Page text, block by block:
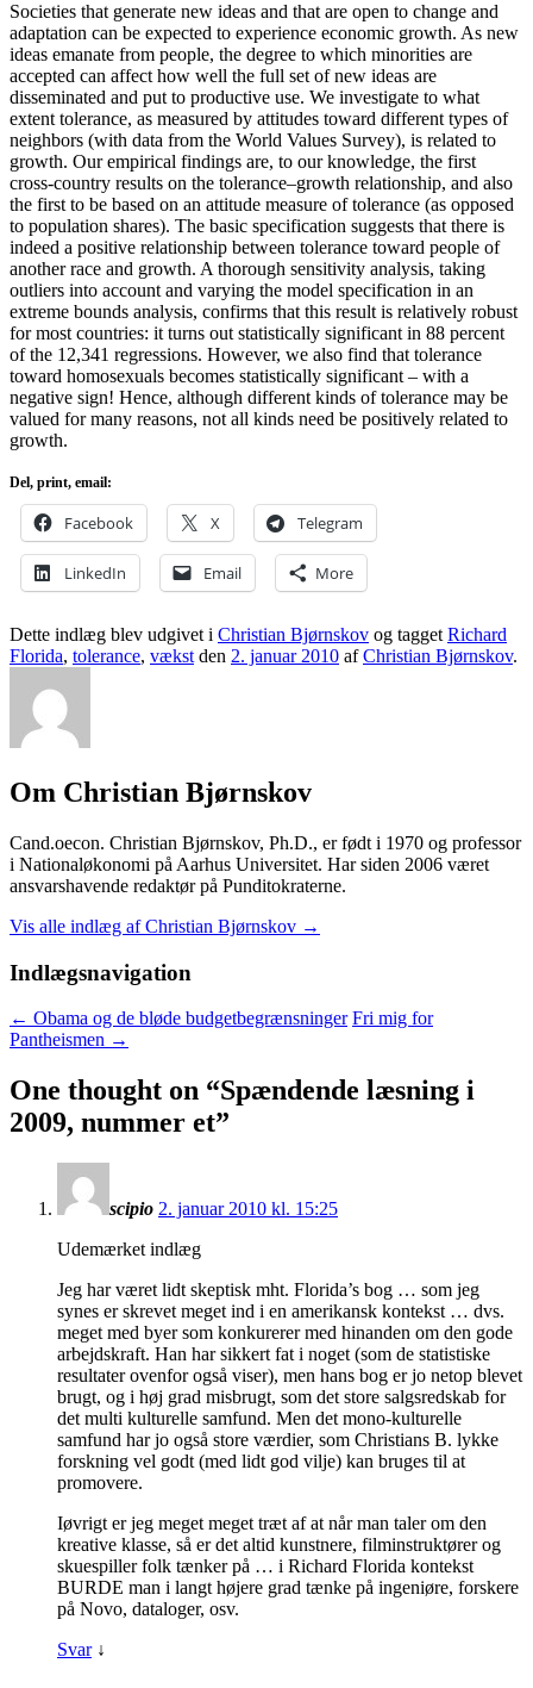
Societies that generate new ideas and that are open to change and
adaptation can be expected to experience economic growth. As new
ideas emanate from people, the degree to which minorities are
accepted can affect how well the full set of new ideas are
disseminated and put to productive use. We investigate to what
extent tolerance, as measured by attitudes toward different types of
neighbors (with data from the World Values Survey), is related to
growth. Our empirical findings are, to our knowledge, the first
cross-country results on the tolerance–growth relationship, and also
the first to be based on an attitude measure of tolerance (as opposed
to population shares). The basic specification suggests that there is
indeed a positive relationship between tolerance toward people of
another race and growth. A thorough sensitivity analysis, taking
outliers into account and varying the model specification in an
extreme bounds analysis, confirms that this result is relatively robust
for most countries: it turns out statistically significant in 88 percent
of the 12,341 regressions. However, we also find that tolerance
toward homosexuals becomes statistically significant – with a
negative sign! Hence, although different kinds of tolerance may be
valued for many reasons, not all kinds need be positively related to
growth.
Del, print, email:
Facebook X Telegram
LinkedIn Email More
Dette indlæg blev udgivet i Christian Bjørnskov og tagget Richard
Florida, tolerance, vækst den 2. januar 2010 afChristian Bjørnskov.
Om Christian Bjørnskov
Cand.oecon. Christian Bjørnskov, Ph.D., er født i 1970 og professor
i Nationaløkonomi på Aarhus Universitet. Har siden 2006 været
ansvarshavende redaktør på Punditokraterne.
Vis alle indlæg af Christian Bjørnskov →
Indlægsnavigation
← Obama og de bløde budgetbegrænsninger Fri mig for
Pantheismen →
One thought on “Spændende læsning i
2009, nummer et”
scipio 2. januar 2010 kl. 15:25
Udemærket indlæg
Jeg har været lidt skeptisk mht. Florida’s bog … som jeg
synes er skrevet meget ind i en amerikansk kontekst … dvs.
meget med byer som konkurerer med hinanden om den gode
arbejdskraft. Han har sikkert fat i noget (som de statistiske
resultater ovenfor også viser), men hans bog er jo netop blevet
brugt, og i høj grad misbrugt, som det store salgsredskab for
det multi kulturelle samfund. Men det mono-kulturelle
samfund har jo også store værdier, som Christians B. lykke
forskning vel godt (med lidt god vilje) kan bruges til at
promovere.
Iøvrigt er jeg meget meget træt af at når man taler om den
kreative klasse, så er det altid kunstnere, filminstruktører og
skuespiller folk tænker på … i Richard Florida kontekst
BURDE man i langt højere grad tænke på ingeniøre, forskere
på Novo, dataloger, osv.
Svar ↓